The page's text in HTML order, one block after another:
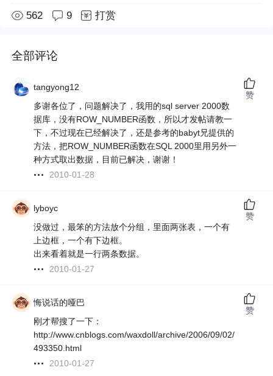
562 9 打赏
全部评论
tangyong12
多谢各位了，问题解决了，我用的sql server 2000数
据库，没有ROW_NUMBER函数，所以才发帖请教一
下，不过现在已经解决了，还是参考的babyt兄提供的
方法，把ROW_NUMBER函数在SQL 2000里用另外一
种方式取出数据，目前已解决，谢谢！
2010-01-28
赞
lyboyc
没做过，最笨的方法放个分组，里面两张表，一个有
上边框，一个有下边框。
出来看着就是一行两条数据。
2010-01-27
赞
悔说话的哑巴
刚才帮搜了一下：
http://www.cnblogs.com/waxdoll/archive/2006/09/02/
493350.html
2010-01-27
赞